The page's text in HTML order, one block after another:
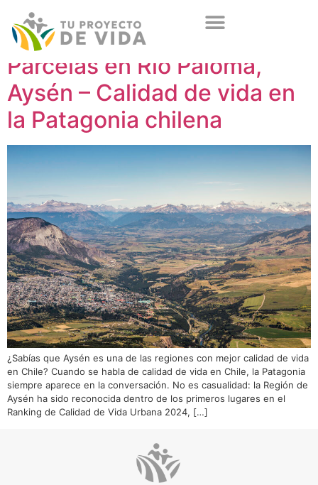
Parcelas en Río Paloma,
Aysén – Calidad de vida en
la Patagonia chilena
¿Sabías que Aysén es una de las regiones con mejor calidad de vida
en Chile? Cuando se habla de calidad de vida en Chile, la Patagonia
siempre aparece en la conversación. No es casualidad: la Región de
Aysén ha sido reconocida dentro de los primeros lugares en el
Ranking de Calidad de Vida Urbana 2024, […]